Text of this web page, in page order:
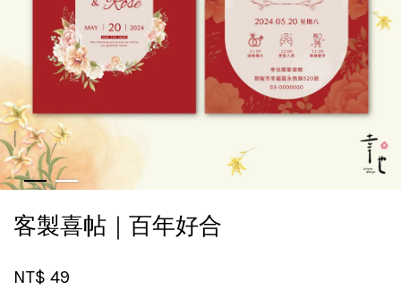
客製喜帖｜百年好合
NT$ 49